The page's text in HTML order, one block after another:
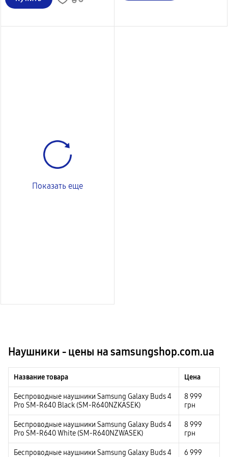
Показать еще
Наушники - цены на samsungshop.com.ua
Название товара Цена
Беспроводные наушники Samsung Galaxy Buds 4
Pro SM-R640 Black (SM-R640NZKASEK)
8 999
грн
Беспроводные наушники Samsung Galaxy Buds 4
Pro SM-R640 White (SM-R640NZWASEK)
8 999
грн
Беспроводные наушники Samsung Galaxy Buds 4 6 999